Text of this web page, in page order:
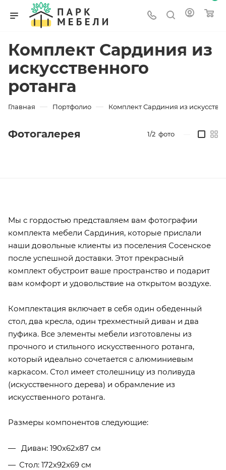
Комплект Сардиния из
искусственного
ротанга
Главная — Портфолио — Комплект Сардиния из
Фотогалерея 1/2 фото
Мы с гордостью представляем вам фотографии
комплекта мебели Сардиния, которые прислали
наши довольные клиенты из поселения Сосенское
после успешной доставки. Этот прекрасный
комплект обустроит ваше пространство и подарит
вам комфорт и удовольствие на открытом воздухе.
Комплектация включает в себя один обеденный
стол, два кресла, один трехместный диван и два
пуфика. Все элементы мебели изготовлены из
прочного и стильного искусственного ротанга,
который идеально сочетается с алюминиевым
каркасом. Стол имеет столешницу из поливуда
(искусственного дерева) и обрамление из
искусственного ротанга.
Размеры компонентов следующие:
Диван: 190х62х87 см
Стол: 172х92х69 см